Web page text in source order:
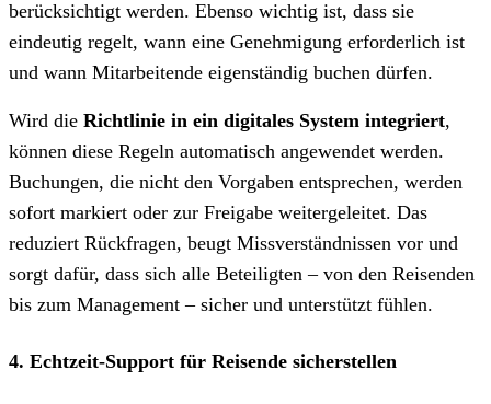
berücksichtigt werden. Ebenso wichtig ist, dass sie
eindeutig regelt, wann eine Genehmigung erforderlich ist
und wann Mitarbeitende eigenständig buchen dürfen.
Wird die Richtlinie in ein digitales System integriert,
können diese Regeln automatisch angewendet werden.
Buchungen, die nicht den Vorgaben entsprechen, werden
sofort markiert oder zur Freigabe weitergeleitet. Das
reduziert Rückfragen, beugt Missverständnissen vor und
sorgt dafür, dass sich alle Beteiligten – von den Reisenden
bis zum Management – sicher und unterstützt fühlen.
4. Echtzeit-Support für Reisende sicherstellen